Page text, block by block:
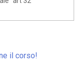
il corso!